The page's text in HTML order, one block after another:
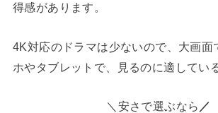
得感があります。
4K対応のドラマは少ないので、大画面
ホやタブレットで、見るのに適してい
＼安さで選ぶなら ／